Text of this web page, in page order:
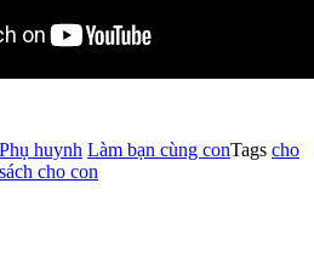
huynh Làm bạn cùng conTags cho
cho con